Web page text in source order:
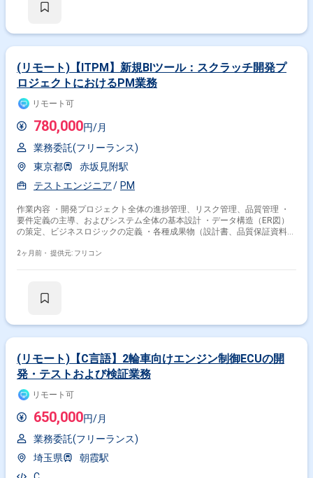
(リモート)【ITPM】新規BIツール：スクラッチ開発プ
ロジェクトにおけるPM業務
リモート可
780,000円/月
業務委託(フリーランス)
東京都
赤坂見附駅
テストエンジニア
PM
作業内容 ・開発プロジェクト全体の進捗管理、リスク管理、品質管理 ・
要件定義の主導、およびシステム全体の基本設計 ・データ構造（ER図）
の策定、ビジネスロジックの定義 ・各種成果物（設計書、品質保証資料、
びステークホルダーとの折衝
2ヶ月前・ 提供元: フリコン
(リモート)【C言語】2輪車向けエンジン制御ECUの開
発・テストおよび検証業務
リモート可
650,000円/月
業務委託(フリーランス)
埼玉県
朝霞駅